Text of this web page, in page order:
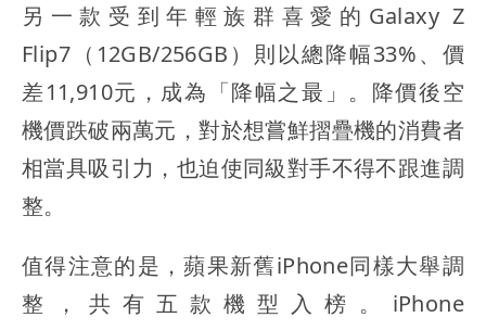
另一款受到年輕族群喜愛的Galaxy Z
Flip7（12GB/256GB）則以總降幅33%、價
差11,910元，成為「降幅之最」。降價後空
機價跌破兩萬元，對於想嘗鮮摺疊機的消費者
相當具吸引力，也迫使同級對手不得不跟進調
整。
值得注意的是，蘋果新舊iPhone同樣大舉調
整，共有五款機型入榜。iPhone